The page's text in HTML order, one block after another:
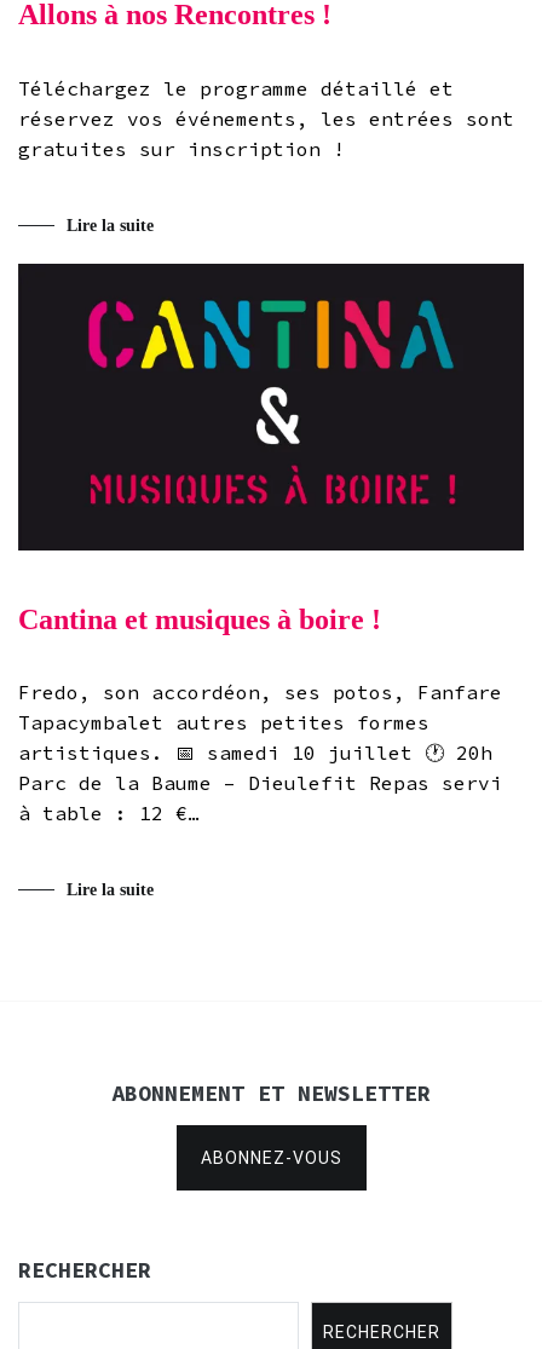
Allons à nos Rencontres !
Téléchargez le programme détaillé et
réservez vos événements, les entrées sont
gratuites sur inscription !
Lire la suite
Cantina et musiques à boire !
Fredo, son accordéon, ses potos, Fanfare
Tapacymbalet autres petites formes
artistiques. 📅 samedi 10 juillet 🕐 20h
Parc de la Baume – Dieulefit Repas servi
à table : 12 €…
Lire la suite
ABONNEMENT ET NEWSLETTER
ABONNEZ-VOUS
RECHERCHER
RECHERCHER